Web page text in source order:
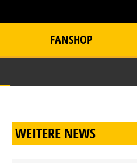
FANSHOP
WEITERE NEWS